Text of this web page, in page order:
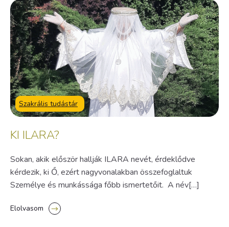
Szakrális tudástár
KI ILARA?
Sokan, akik először hallják ILARA nevét, érdeklődve
kérdezik, ki Ő, ezért nagyvonalakban összefoglaltuk
Személye és munkássága főbb ismertetőit. A név[…]
Elolvasom